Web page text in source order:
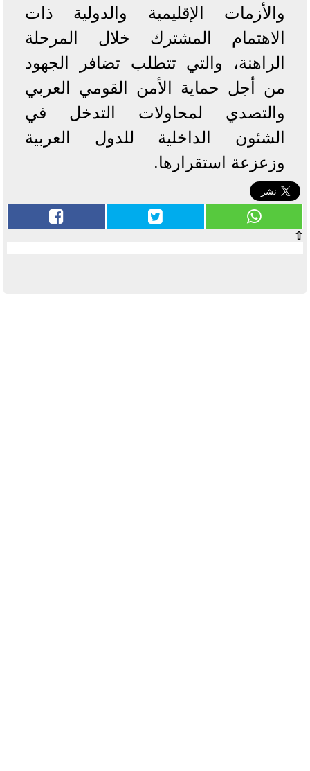
والأزمات الإقليمية والدولية ذات
الاهتمام المشترك خلال المرحلة
الراهنة، والتي تتطلب تضافر الجهود
من أجل حماية الأمن القومي العربي
والتصدي لمحاولات التدخل في
الشئون الداخلية للدول العربية
وزعزعة استقرارها.
⇧